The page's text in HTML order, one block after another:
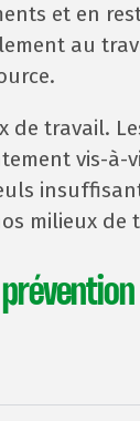
et en
au
de travail.
vis-à-
milieux de